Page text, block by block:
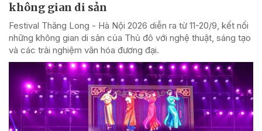
không gian di sản
Festival Thăng Long - Hà Nội 2026 diễn ra từ 11-20/9, kết nối
những không gian di sản của Thủ đô với nghệ thuật, sáng tạo
và các trải nghiệm văn hóa đương đại.